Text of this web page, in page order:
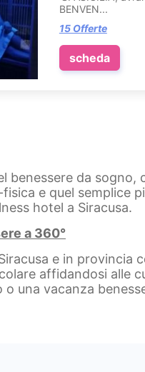
BENVEN...
15 Offerte
scheda
da sogno,
e quel semplice
hotel a Siracusa.
a 360°
e in provincia
affidandosi alle
una vacanza